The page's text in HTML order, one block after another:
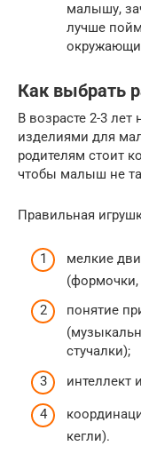
малышу,
лучше
Как выбрать
В возрасте 2-3
изделиями для
родителям стоит
чтобы малыш не
Правильная
мелкие
(формочки,
понятие
стучалки);
интеллект
кегли).